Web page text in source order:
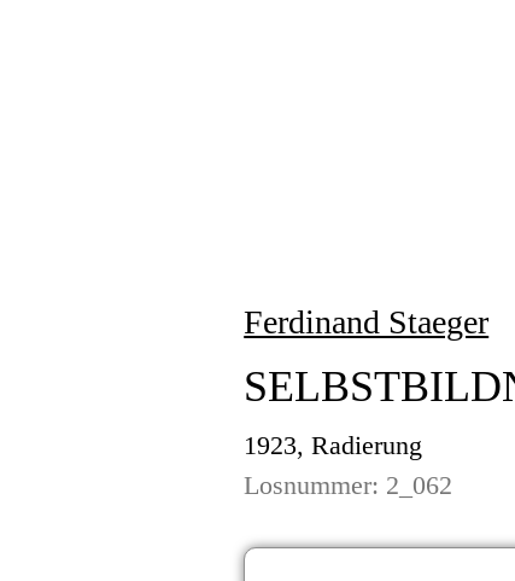
Ferdinand Staeger
1923, Radierung
Losnummer: 2_062